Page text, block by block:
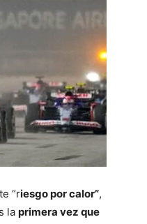
“riesgo por calor”,
la primera vez que